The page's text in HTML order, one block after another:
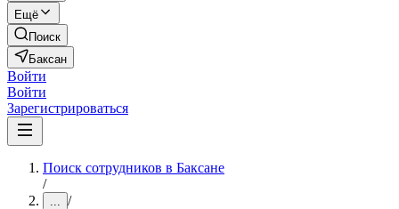
Ещё
Поиск
Баксан
Войти
Войти
Зарегистрироваться
Поиск сотрудников в Баксане
/
... /